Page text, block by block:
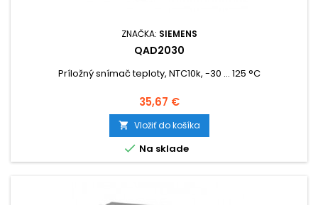
ZNAČKA: SIEMENS
QAD2030
Príložný snímač teploty, NTC10k, -30 ... 125 °C
Cena
35,67 €
 Vložiť do košíka
 Na sklade